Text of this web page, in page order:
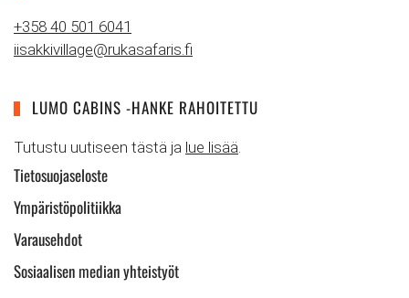
+358 40 501 6041
iisakkivillage@rukasafaris.fi
LUMO CABINS -HANKE RAHOITETTU
Tutustu uutiseen tästä ja lue lisää.
Tietosuojaseloste
Ympäristöpolitiikka
Varausehdot
Sosiaalisen median yhteistyöt